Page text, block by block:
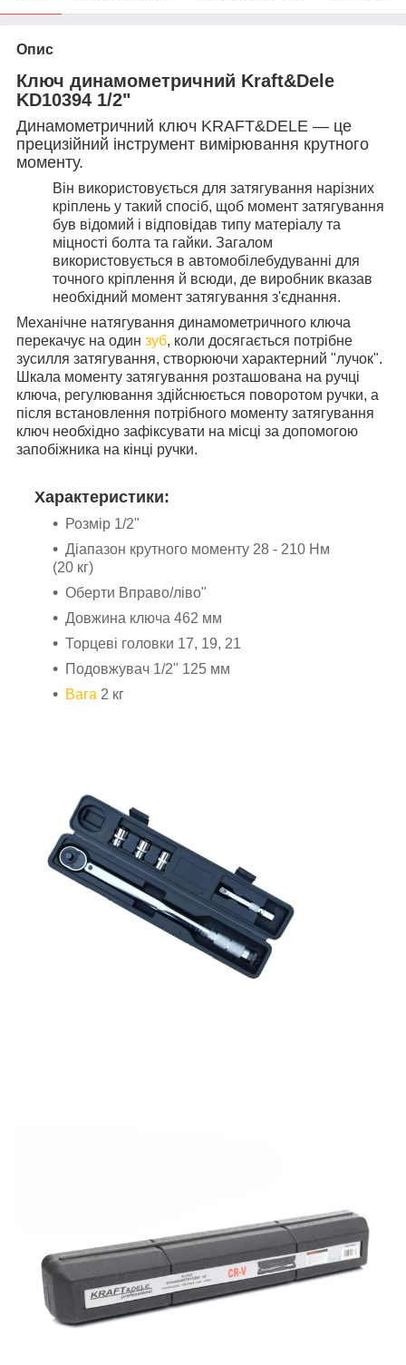
Опис
Ключ динамометричний Kraft&Dele
KD10394 1/2"
Динамометричний ключ KRAFT&DELE — це
прецизійний інструмент вимірювання крутного
моменту.
Він використовується для затягування нарізних
кріплень у такий спосіб, щоб момент затягування
був відомий і відповідав типу матеріалу та
міцності болта та гайки. Загалом
використовується в автомобілебудуванні для
точного кріплення й всюди, де виробник вказав
необхідний момент затягування з'єднання.
Механічне натягування динамометричного ключа
перекачує на один зуб, коли досягається потрібне
зусилля затягування, створюючи характерний "лучок".
Шкала моменту затягування розташована на ручці
ключа, регулювання здійснюється поворотом ручки, а
після встановлення потрібного моменту затягування
ключ необхідно зафіксувати на місці за допомогою
запобіжника на кінці ручки.
Характеристики:
Розмір 1/2"
Діапазон крутного моменту 28 - 210 Нм
(20 кг)
Оберти Вправо/ліво"
Довжина ключа 462 мм
Торцеві головки 17, 19, 21
Подовжувач 1/2" 125 мм
Вага 2 кг